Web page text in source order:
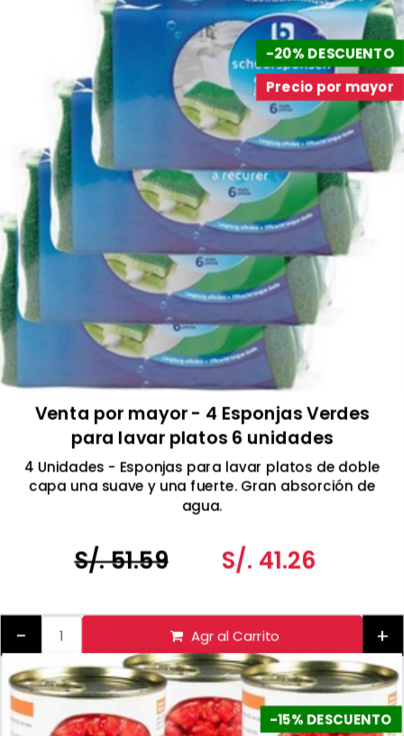
-20% DESCUENTO
Precio por mayor
Venta por mayor - 4 Esponjas Verdes
para lavar platos 6 unidades
4 Unidades - Esponjas para lavar platos de doble
capa una suave y una fuerte. Gran absorción de
agua.
S/. 51.59 S/. 41.26
- Agr al Carrito +
-15% DESCUENTO